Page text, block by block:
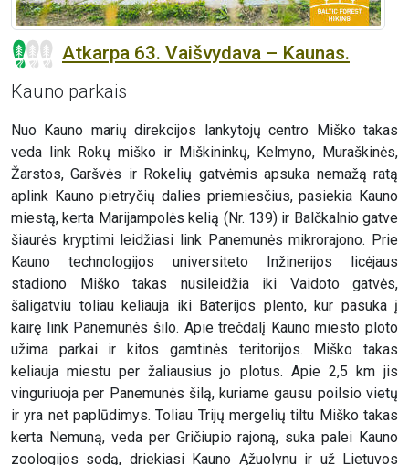
Atkarpa 63. Vaišvydava – Kaunas.
Kauno parkais
Nuo Kauno marių direkcijos lankytojų centro Miško takas
veda link Rokų miško ir Miškininkų, Kelmyno, Muraškinės,
Žarstos, Garšvės ir Rokelių gatvėmis apsuka nemažą ratą
aplink Kauno pietryčių dalies priemiesčius, pasiekia Kauno
miestą, kerta Marijampolės kelią (Nr. 139) ir Balčkalnio gatve
šiaurės kryptimi leidžiasi link Panemunės mikrorajono. Prie
Kauno technologijos universiteto Inžinerijos licėjaus
stadiono Miško takas nusileidžia iki Vaidoto gatvės,
šaligatviu toliau keliauja iki Baterijos plento, kur pasuka į
kairę link Panemunės šilo. Apie trečdalį Kauno miesto ploto
užima parkai ir kitos gamtinės teritorijos. Miško takas
keliauja miestu per žaliausius jo plotus. Apie 2,5 km jis
vinguriuoja per Panemunės šilą, kuriame gausu poilsio vietų
ir yra net paplūdimys. Toliau Trijų mergelių tiltu Miško takas
kerta Nemuną, veda per Gričiupio rajoną, suka palei Kauno
zoologijos sodą, driekiasi Kauno Ąžuolynu ir už Lietuvos